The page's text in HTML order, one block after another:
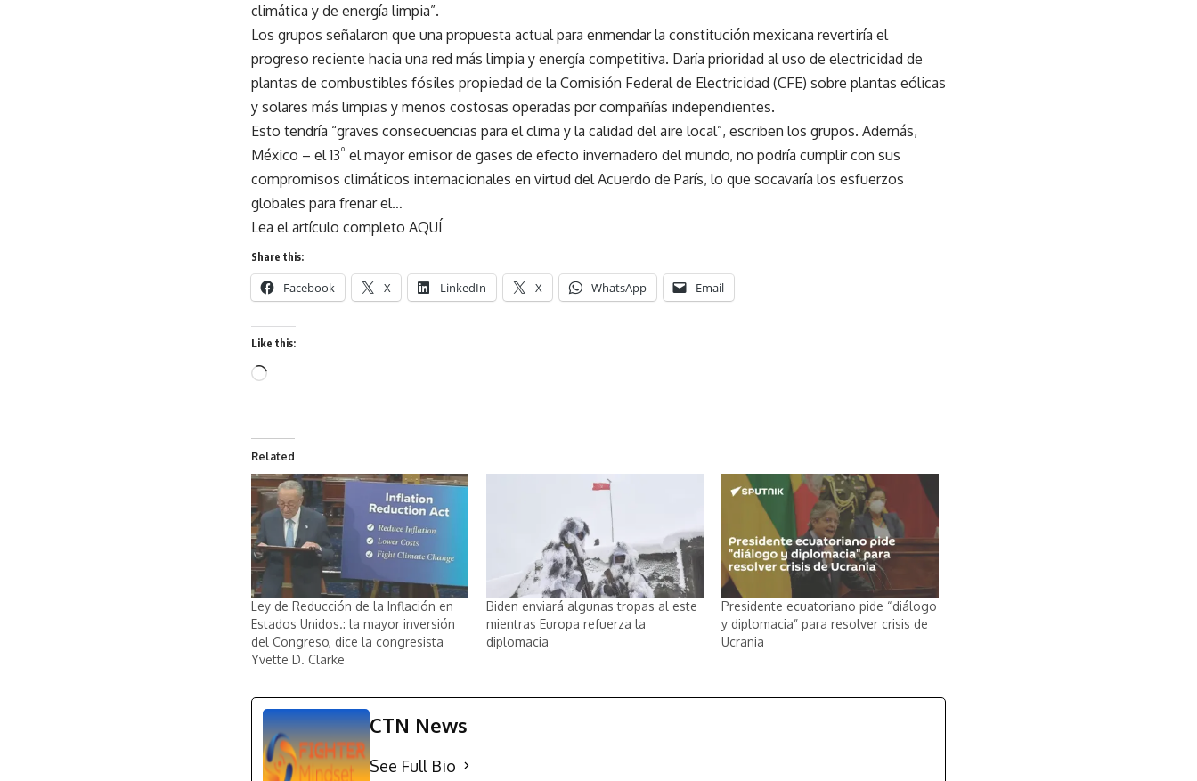
climática y de energía limpia”.
Los grupos señalaron que una propuesta actual para enmendar la constitución mexicana revertiría el
progreso reciente hacia una red más limpia y energía competitiva. Daría prioridad al uso de electricidad de
plantas de combustibles fósiles propiedad de la Comisión Federal de Electricidad (CFE) sobre plantas eólicas
y solares más limpias y menos costosas operadas por compañías independientes.
Esto tendría “graves consecuencias para el clima y la calidad del aire local”, escriben los grupos. Además,
México – el 13º el mayor emisor de gases de efecto invernadero del mundo, no podría cumplir con sus
compromisos climáticos internacionales en virtud del Acuerdo de París, lo que socavaría los esfuerzos
globales para frenar el…
Lea el artículo completo AQUÍ
Share this:
Facebook X LinkedIn X WhatsApp Email
Like this:
Related
Ley de Reducción de la Inflación en
Estados Unidos.: la mayor inversión
del Congreso, dice la congresista
Yvette D. Clarke
Biden enviará algunas tropas al este
mientras Europa refuerza la
diplomacia
Presidente ecuatoriano pide “diálogo
y diplomacia” para resolver crisis de
Ucrania
CTN News
See Full Bio